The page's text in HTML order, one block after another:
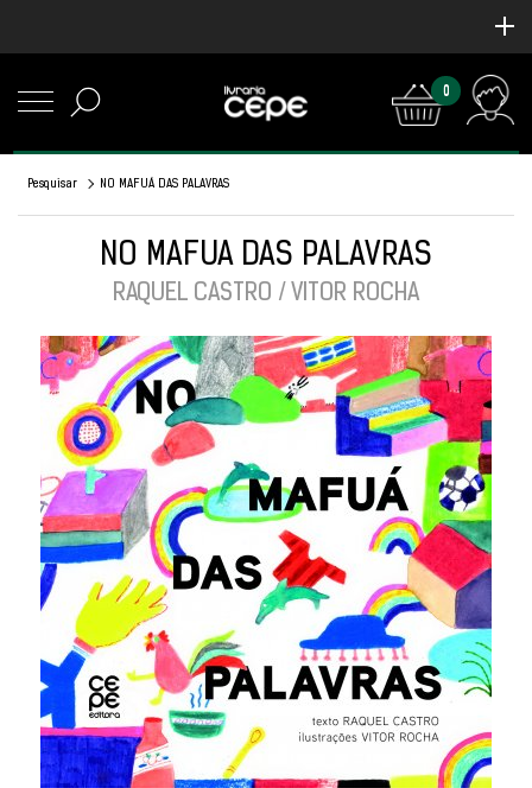
0
Pesquisar NO MAFUÁ DAS PALAVRAS
NO MAFUÁ DAS PALAVRAS
RAQUEL CASTRO / VITOR ROCHA